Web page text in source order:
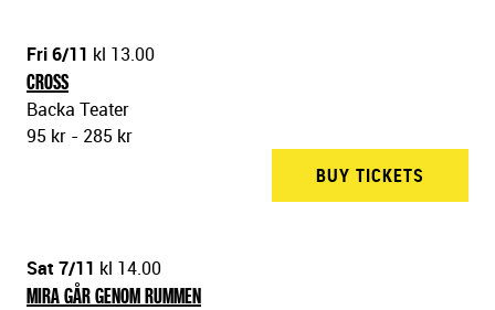
Fri 6/11 kl 13.00
CROSS
Backa Teater
95 kr - 285 kr
BUY TICKETS
Sat 7/11 kl 14.00
MIRA GÅR GENOM RUMMEN